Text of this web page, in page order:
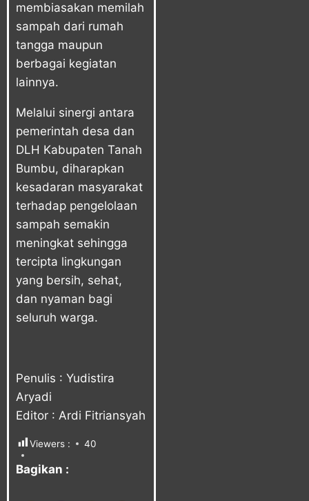
membiasakan memilah
sampah dari rumah
tangga maupun
berbagai kegiatan
lainnya.
Melalui sinergi antara
pemerintah desa dan
DLH Kabupaten Tanah
Bumbu, diharapkan
kesadaran masyarakat
terhadap pengelolaan
sampah semakin
meningkat sehingga
tercipta lingkungan
yang bersih, sehat,
dan nyaman bagi
seluruh warga.
Penulis : Yudistira
Aryadi
Editor : Ardi Fitriansyah
Viewers : 40
Bagikan :